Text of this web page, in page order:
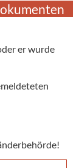
er wurde